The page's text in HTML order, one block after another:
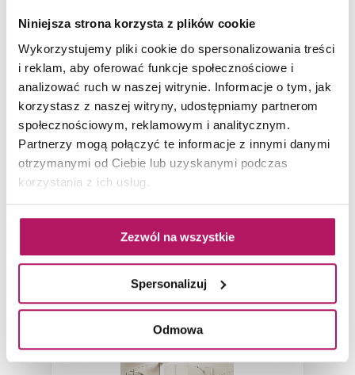
Niniejsza strona korzysta z plików cookie
Wykorzystujemy pliki cookie do spersonalizowania treści
i reklam, aby oferować funkcje społecznościowe i
analizować ruch w naszej witrynie. Informacje o tym, jak
korzystasz z naszej witryny, udostępniamy partnerom
społecznościowym, reklamowym i analitycznym.
Partnerzy mogą połączyć te informacje z innymi danymi
otrzymanymi od Ciebie lub uzyskanymi podczas
korzystania z ich usług.
Zezwól na wszystkie
Spersonalizuj
Odmowa
New Trendy Eleganta EXK-1004
Kabina prysznicowa półokrągła, szkło
przezroczyste, profile chrom, 90x90x190 cm
ZOBACZ PRODUKT